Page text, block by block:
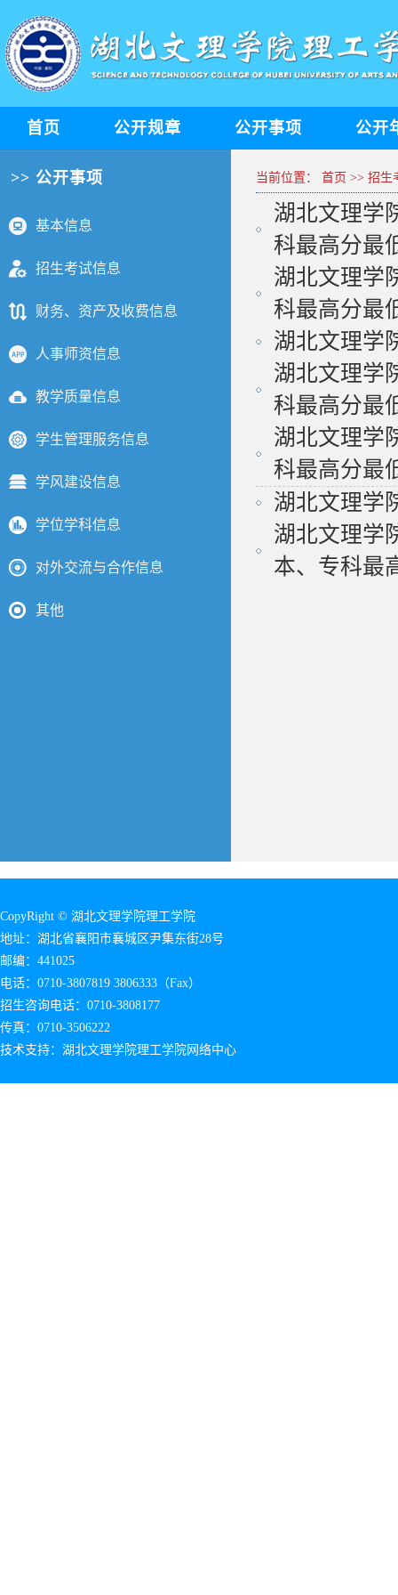
首页 公开规章 公开事项 公开
>> 公开事项
基本信息
招生考试信息
财务、资产及收费信息
人事师资信息
教学质量信息
学生管理服务信息
学风建设信息
学位学科信息
对外交流与合作信息
其他
当前位置： 首页 >> 招生
湖北文理学
科最高分最
湖北文理学
科最高分最
湖北文理学
湖北文理学
科最高分最
湖北文理学
科最高分最
湖北文理学
湖北文理学
本、专科最
CopyRight © 湖北文理学院理工学院
地址：湖北省襄阳市襄城区尹集东街28号
邮编：441025
电话：0710-3807819 3806333（Fax）
招生咨询电话：0710-3808177
传真：0710-3506222
技术支持：湖北文理学院理工学院网络中心